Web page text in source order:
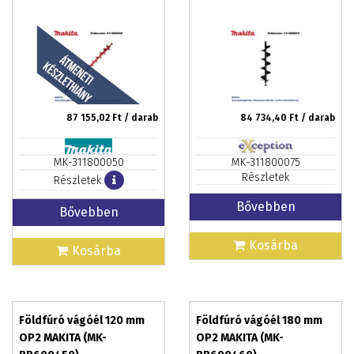
87 155,02 Ft / darab
MK-311800050
Részletek
Bővebben
Kosárba
84 734,40 Ft / darab
MK-311800075
Részletek
Bővebben
Kosárba
Földfúró vágóél 120 mm
OP2 MAKITA (MK-
Földfúró vágóél 180 mm
OP2 MAKITA (MK-